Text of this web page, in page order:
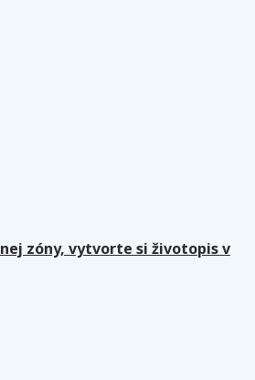
zóny, vytvorte si životopis v